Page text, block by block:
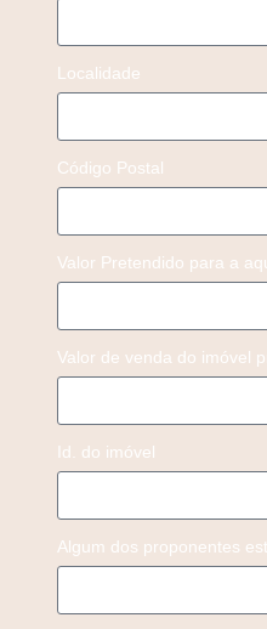
Localidade
Código Postal
Valor Pretendido para a
Valor de venda do imóvel
Id. do imóvel
Algum dos proponentes